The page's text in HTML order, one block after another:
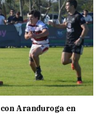
Aranduroga en